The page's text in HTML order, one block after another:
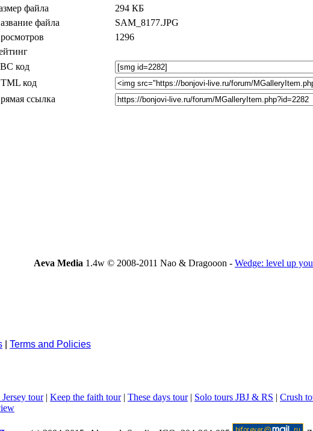
файла
294 КБ
файла
SAM_8177.JPG
1296
код
код
ссылка
Aeva Media 1.4w © 2008-2011 Nao & Dragooon - Wedge: level up
Terms and Policies
tour| Keep the faith tour| These days tour| Solo tours JBJ & RS | Crush